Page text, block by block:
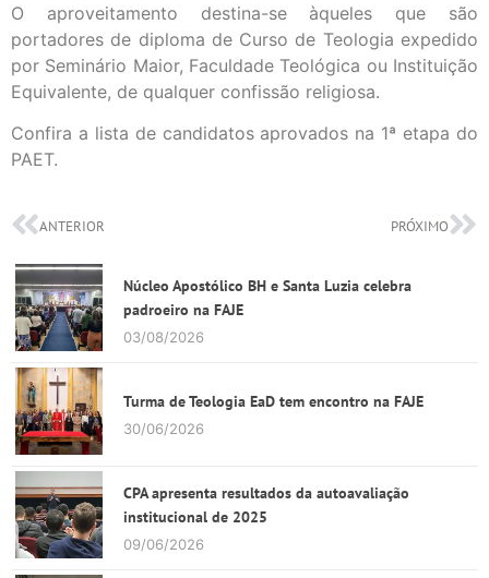
O aproveitamento destina-se àqueles que são
portadores de diploma de Curso de Teologia expedido
por Seminário Maior, Faculdade Teológica ou Instituição
Equivalente, de qualquer confissão religiosa.
Confira a lista de candidatos aprovados na 1ª etapa do
PAET.
ANTERIOR PRÓXIMO
Núcleo Apostólico BH e Santa Luzia celebra
padroeiro na FAJE
03/08/2026
Turma de Teologia EaD tem encontro na FAJE
30/06/2026
CPA apresenta resultados da autoavaliação
institucional de 2025
09/06/2026